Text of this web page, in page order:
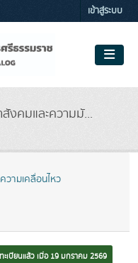
เข้าสู่ระบบ
คมและความมั...
ความเคลื่อนไหว
ะเบียนแล้ว เมื่อ 19 มกราคม 2569